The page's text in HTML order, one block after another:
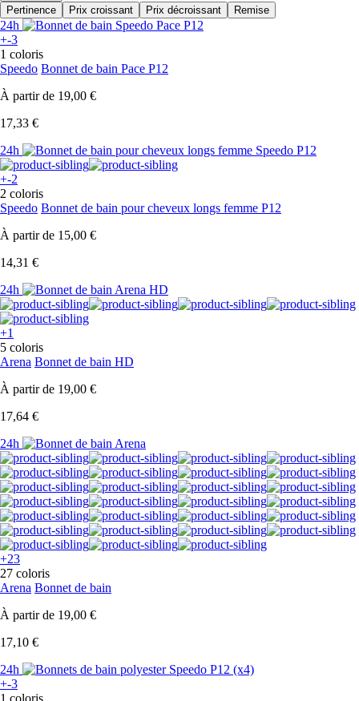
Pertinence
Prix croissant Prix décroissant Remise
24h
+-3
1 coloris
Speedo Bonnet de bain Pace P12
À partir de 19,00 €
17,33 €
24h
+-2
2 coloris
Speedo Bonnet de bain pour cheveux longs femme P12
À partir de 15,00 €
14,31 €
24h
+1
5 coloris
Arena Bonnet de bain HD
À partir de 19,00 €
17,64 €
24h
+23
27 coloris
Arena Bonnet de bain
À partir de 19,00 €
17,10 €
24h
+-3
1 coloris